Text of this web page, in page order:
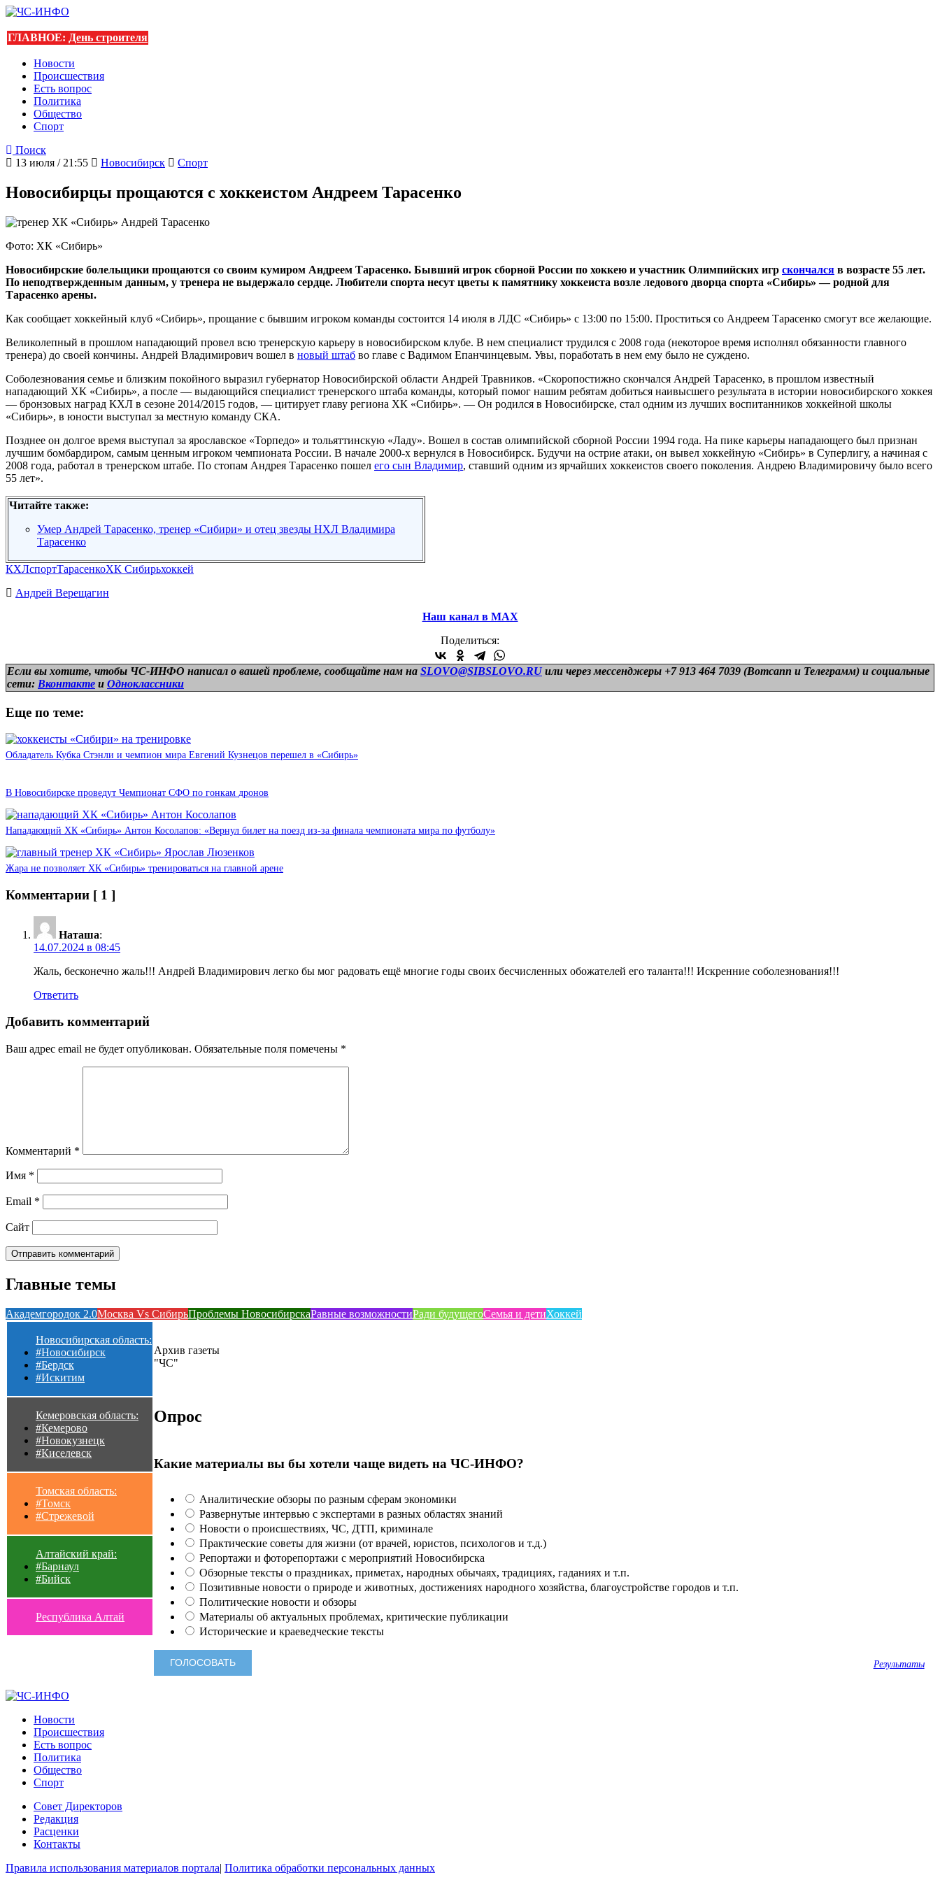
ГЛАВНОЕ: День строителя
Новости
Происшествия
Есть вопрос
Политика
Общество
Спорт
Поиск
13 июля / 21:55
Новосибирск Спорт
Новосибирцы прощаются с хоккеистом Андреем Тарасенко
Фото: ХК «Сибирь»
Новосибирские болельщики прощаются со своим кумиром Андреем Тарасенко. Бывший игрок сборной России по хоккею и участник Олимпийских игр скончался в возрасте 55 лет.
По неподтвержденным данным, у тренера не выдержало сердце. Любители спорта несут цветы к памятнику хоккеиста возле ледового дворца спорта «Сибирь» — родной для
Тарасенко арены.
Как сообщает хоккейный клуб «Сибирь», прощание с бывшим игроком команды состоится 14 июля в ЛДС «Сибирь» с 13:00 по 15:00. Проститься со Андреем Тарасенко смогут все желающие.
Великолепный в прошлом нападающий провел всю тренерскую карьеру в новосибирском клубе. В нем специалист трудился с 2008 года (некоторое время исполнял обязанности главного
тренера) до своей кончины. Андрей Владимирович вошел в новый штаб во главе с Вадимом Епанчинцевым. Увы, поработать в нем ему было не суждено.
Соболезнования семье и близким покойного выразил губернатор Новосибирской области Андрей Травников. «Скоропостижно скончался Андрей Тарасенко, в прошлом известный
нападающий ХК «Сибирь», а после — выдающийся специалист тренерского штаба команды, который помог нашим ребятам добиться наивысшего результата в истории новосибирского хоккея
— бронзовых наград КХЛ в сезоне 2014/2015 годов, — цитирует главу региона ХК «Сибирь». — Он родился в Новосибирске, стал одним из лучших воспитанников хоккейной школы
«Сибирь», в юности выступал за местную команду СКА.
Позднее он долгое время выступал за ярославское «Торпедо» и тольяттинскую «Ладу». Вошел в состав олимпийской сборной России 1994 года. На пике карьеры нападающего был признан
лучшим бомбардиром, самым ценным игроком чемпионата России. В начале 2000-х вернулся в Новосибирск. Будучи на острие атаки, он вывел хоккейную «Сибирь» в Суперлигу, а начиная с
2008 года, работал в тренерском штабе. По стопам Андрея Тарасенко пошел его сын Владимир, ставший одним из ярчайших хоккеистов своего поколения. Андрею Владимировичу было всего
55 лет».
Читайте также:
Умер Андрей Тарасенко, тренер «Сибири» и отец звезды НХЛ Владимира
Тарасенко
КХЛспортТарасенкоХК Сибирьхоккей
Андрей Верещагин
Наш канал в МАХ
Поделиться:
Если вы хотите, чтобы ЧС-ИНФО написал о вашей проблеме, сообщайте нам на SLOVO@SIBSLOVO.RU или через мессенджеры +7 913 464 7039 (Вотсапп и Телеграмм) и социальные
сети: Вконтакте и Одноклассники
Еще по теме:
Обладатель Кубка Стэнли и чемпион мира Евгений Кузнецов перешел в «Сибирь»
В Новосибирске проведут Чемпионат СФО по гонкам дронов
Нападающий ХК «Сибирь» Антон Косолапов: «Вернул билет на поезд из-за финала чемпионата мира по футболу»
Жара не позволяет ХК «Сибирь» тренироваться на главной арене
Комментарии [ 1 ]
Наташа:
14.07.2024 в 08:45
Жаль, бесконечно жаль!!! Андрей Владимирович легко бы мог радовать ещё многие годы своих бесчисленных обожателей его таланта!!! Искренние соболезнования!!!
Ответить
Добавить комментарий
Ваш адрес email не будет опубликован. Обязательные поля помечены *
Комментарий *
Имя *
Email *
Сайт
Главные темы
Академгородок 2.0Москва Vs СибирьПроблемы НовосибирскаРавные возможностиРади будущегоСемья и детиХоккей
Новосибирская область:
#Новосибирск
#Бердск
#Искитим
Кемеровская область:
#Кемерово
#Новокузнецк
#Киселевск
Томская область:
#Томск
#Стрежевой
Алтайский край:
#Барнаул
#Бийск
Республика Алтай
Архив газеты
"ЧС"
Опрос
Какие материалы вы бы хотели чаще видеть на ЧС-ИНФО?
Аналитические обзоры по разным сферам экономики
Развернутые интервью с экспертами в разных областях знаний
Новости о происшествиях, ЧС, ДТП, криминале
Практические советы для жизни (от врачей, юристов, психологов и т.д.)
Репортажи и фоторепортажи с мероприятий Новосибирска
Обзорные тексты о праздниках, приметах, народных обычаях, традициях, гаданиях и т.п.
Позитивные новости о природе и животных, достижениях народного хозяйства, благоустройстве городов и т.п.
Политические новости и обзоры
Материалы об актуальных проблемах, критические публикации
Исторические и краеведческие тексты
Результаты
Новости
Происшествия
Есть вопрос
Политика
Общество
Спорт
Совет Директоров
Редакция
Расценки
Контакты
Правила использования материалов портала| Политика обработки персональных данных